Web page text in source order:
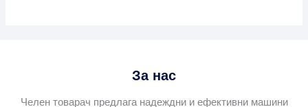
За нас
Челен товарач предлага надеждни и ефективни машини